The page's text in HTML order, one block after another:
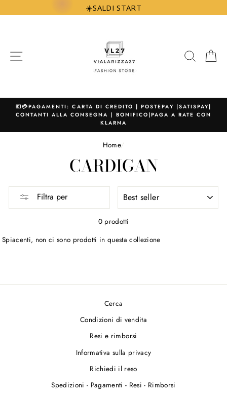
direttamente
☀️SALDI START
💶💳PAGAMENTI: CARTA DI CREDITO | POSTEPAY |SATISPAY|
CONTANTI ALLA CONSEGNA | BONIFICO|PAGA A RATE CON
KLARNA
Home/
CARDIGAN
Filtra per
PER
0 prodotti
Spiacenti, non ci sono prodotti in questa collezione
Cerca
Condizioni di vendita
Resi e rimborsi
Informativa sulla privacy
Richiedi il reso
Spedizioni - Pagamenti - Resi - Rimborsi